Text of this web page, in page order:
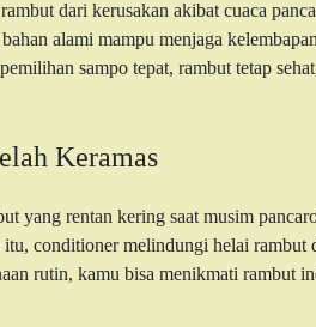
dari kerusakan akibat cuaca
alami mampu menjaga
sampo tepat, rambut tetap
Keramas
yang rentan kering saat musim
conditioner melindungi helai rambut
rutin, kamu bisa menikmati rambut